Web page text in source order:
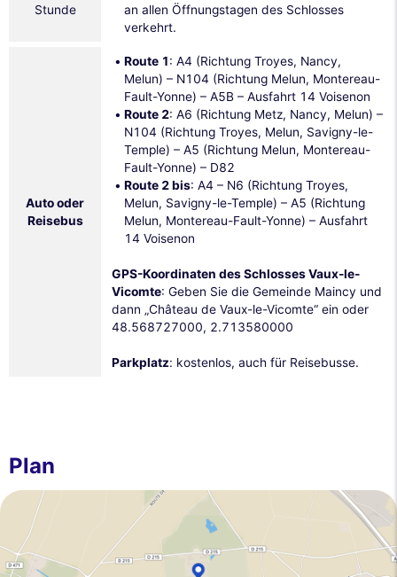
Stunde
an allen Öffnungstagen des Schlosses
verkehrt.
Auto oder
Reisebus
Route 1: A4 (Richtung Troyes, Nancy,
Melun) – N104 (Richtung Melun, Montereau-
Fault-Yonne) – A5B – Ausfahrt 14 Voisenon
Route 2: A6 (Richtung Metz, Nancy, Melun) –
N104 (Richtung Troyes, Melun, Savigny-le-
Temple) – A5 (Richtung Melun, Montereau-
Fault-Yonne) – D82
Route 2 bis: A4 – N6 (Richtung Troyes,
Melun, Savigny-le-Temple) – A5 (Richtung
Melun, Montereau-Fault-Yonne) – Ausfahrt
14 Voisenon
GPS-Koordinaten des Schlosses Vaux-le-
Vicomte: Geben Sie die Gemeinde Maincy und
dann „Château de Vaux-le-Vicomte“ ein oder
48.568727000, 2.713580000
Parkplatz: kostenlos, auch für Reisebusse.
Plan